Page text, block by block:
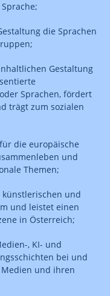
die Sprachen
Gestaltung
Sprachen, fördert
trägt zum sozialen
die europäische
und
Themen;
und
und leistet einen
in Österreich;
, KI- und
bei und
und ihren